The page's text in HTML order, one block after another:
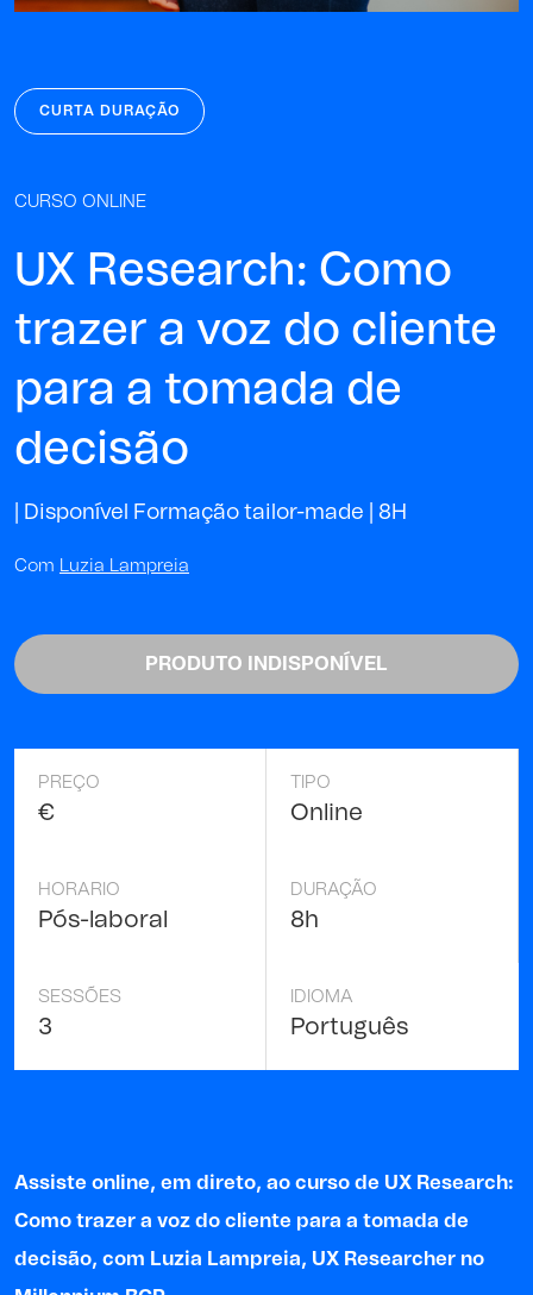
CURTA DURAÇÃO
CURSO ONLINE
UX Research: Como
trazer a voz do cliente
para a tomada de
decisão
| Disponível Formação tailor-made | 8H
Com Luzia Lampreia
PRODUTO INDISPONÍVEL
PREÇO
€
TIPO
Online
HORARIO
Pós-laboral
DURAÇÃO
8h
SESSÕES
3
IDIOMA
Português
Assiste online, em direto, ao curso de UX Research:
Como trazer a voz do cliente para a tomada de
decisão, com Luzia Lampreia, UX Researcher no